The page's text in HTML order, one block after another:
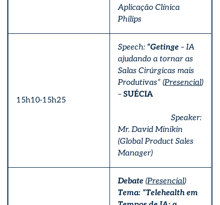
Aplicação Clínica
Philips
15h10-15h25
Speech: “Getinge – IA
ajudando a tornar as
Salas Cirúrgicas mais
Produtivas” (Presencial)
– SUÉCIA
Speaker:
Mr. David Minikin
(Global Product Sales
Manager)
Debate (Presencial)
Tema: “Telehealth em